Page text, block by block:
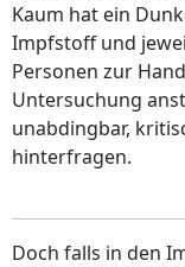
Kaum hat ein
Impfstoff und
Personen zur
Untersuchung
unabdingbar,
hinterfragen.
Doch falls in den